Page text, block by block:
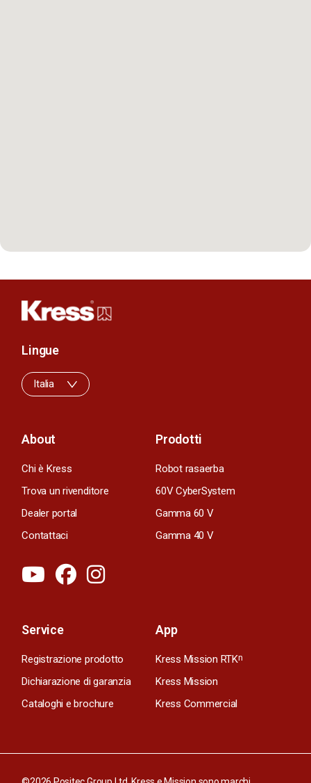
About
Chi è Kress
Trova un rivenditore
Dealer portal
Contattaci
Prodotti
Robot rasaerba
60V CyberSystem
Gamma 60 V
Gamma 40 V
Service
Registrazione prodotto
Dichiarazione di garanzia
Cataloghi e brochure
App
Kress Mission RTKn
Kress Mission
Kress Commercial
Lingue
Italia